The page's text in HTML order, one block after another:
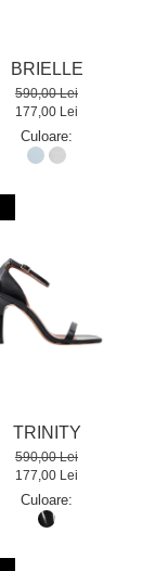
BRIELLE
590,00 Lei
177,00 Lei
Culoare:
TRINITY
590,00 Lei
177,00 Lei
Culoare: